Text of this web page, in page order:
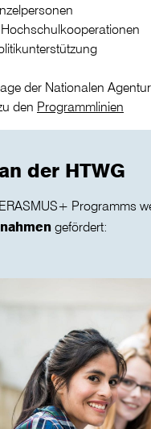
der Nationalen
den Programmlinien
der HTWG
Programms
gefördert: